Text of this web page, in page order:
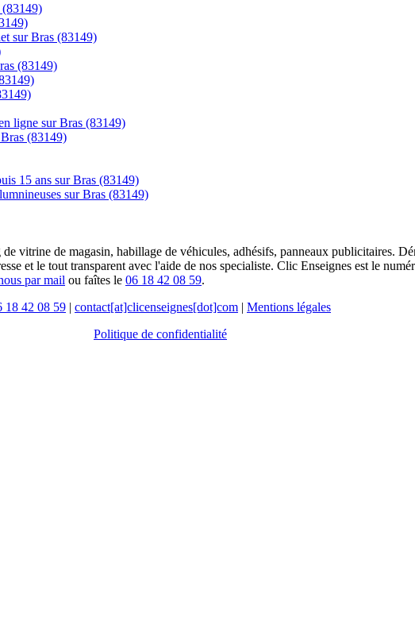
(83149)
sur Bras (83149)
(83149)
ligne sur Bras (83149)
(83149)
15 ans sur Bras (83149)
sur Bras (83149)
vitrine de magasin, habillage de véhicules, adhésifs, panneaux publicitaires.
et le tout transparent avec l'aide de nos specialiste. Clic Enseignes est le
par mail ou faîtes le 06 18 42 08 59.
18 42 08 59 | contact[at]clicenseignes[dot]com | Mentions légales
Politique de confidentialité